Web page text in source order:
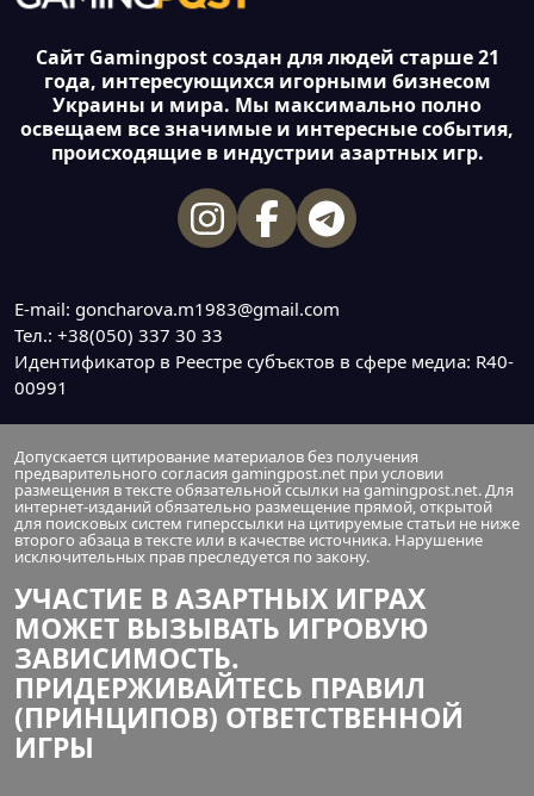
Сайт Gamingpost создан для людей старше 21
года, интересующихся игорными бизнесом
Украины и мира. Мы максимально полно
освещаем все значимые и интересные события,
происходящие в индустрии азартных игр.
E-mail: goncharova.m1983@gmail.com
Тел.: +38(050) 337 30 33
Идентификатор в Реестре субъєктов в сфере медиа: R40-
00991
Допускается цитирование материалов без получения
предварительного согласия gamingpost.net при условии
размещения в тексте обязательной ссылки на gamingpost.net. Для
интернет-изданий обязательно размещение прямой, открытой
для поисковых систем гиперссылки на цитируемые статьи не ниже
второго абзаца в тексте или в качестве источника. Нарушение
исключительных прав преследуется по закону.
УЧАСТИЕ В АЗАРТНЫХ ИГРАХ
МОЖЕТ ВЫЗЫВАТЬ ИГРОВУЮ
ЗАВИСИМОСТЬ.
ПРИДЕРЖИВАЙТЕСЬ ПРАВИЛ
(ПРИНЦИПОВ) ОТВЕТСТВЕННОЙ
ИГРЫ